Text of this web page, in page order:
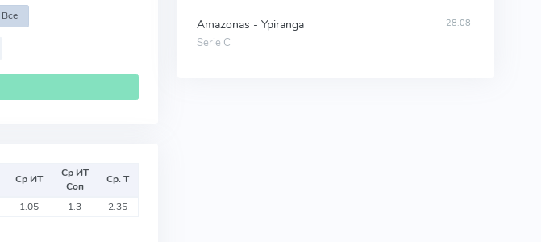
Все
Ср ИТ
Ср ИТ
Соп
Ср. Т
1.05 1.3 2.35
Amazonas - Ypiranga
Serie C
28.08